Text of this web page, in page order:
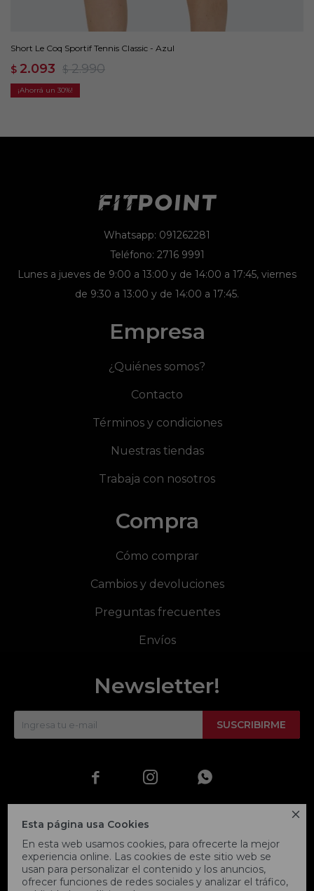

Esta página usa Cookies
En esta web usamos cookies, para ofrecerte la mejor
experiencia online. Las cookies de este sitio web se
usan para personalizar el contenido y los anuncios,
ofrecer funciones de redes sociales y analizar el tráfico,
Short Le Coq Sportif Tennis Classic - Azul
$ 2.093 $ 2.990
30
Whatsapp: 091262281
Teléfono: 2716 9991
Lunes a jueves de 9:00 a 13:00 y de 14:00 a 17:45, viernes
de 9:30 a 13:00 y de 14:00 a 17:45.
Empresa
¿Quiénes somos?
Contacto
Términos y condiciones
Nuestras tiendas
Trabaja con nosotros
Compra
Cómo comprar
Cambios y devoluciones
Preguntas frecuentes
Envíos
Newsletter!
SUSCRIBIRME
  